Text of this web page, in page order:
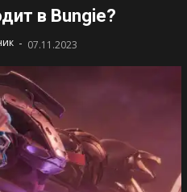
в Bungie?
- 07.11.2023